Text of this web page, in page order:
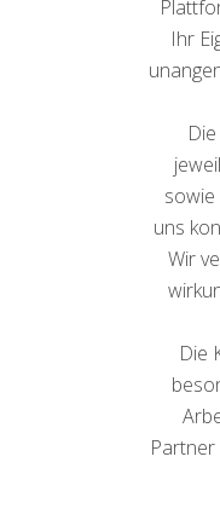
Ihr
sowie
uns
Wir
Die